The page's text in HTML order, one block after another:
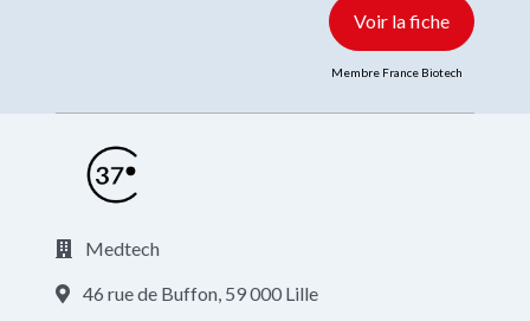
Voir la fiche
Membre France Biotech
Medtech
46 rue de Buffon, 59 000 Lille